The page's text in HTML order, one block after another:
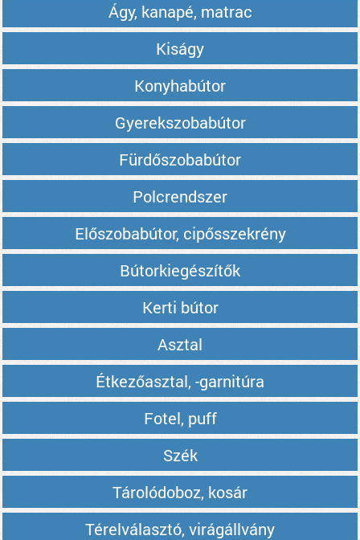
Ágy, kanapé, matrac
Kiságy
Konyhabútor
Gyerekszobabútor
Fürdőszobabútor
Polcrendszer
Előszobabútor, cipősszekrény
Bútorkiegészítők
Kerti bútor
Asztal
Étkezőasztal, -garnitúra
Fotel, puff
Szék
Tárolódoboz, kosár
Térelválasztó, virágállvány